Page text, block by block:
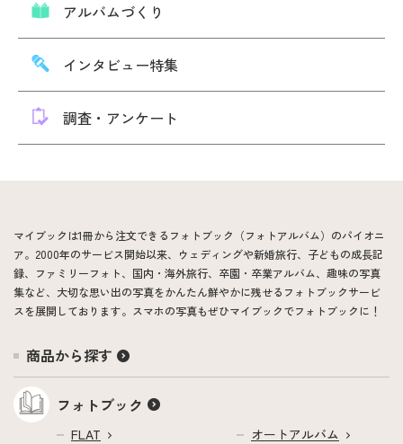
アルバムづくり
インタビュー特集
調査・アンケート
マイブックは1冊から注文できるフォトブック（フォトアルバム）のパイオニ
ア。2000年のサービス開始以来、ウェディングや新婚旅行、子どもの成長記
録、ファミリーフォト、国内・海外旅行、卒園・卒業アルバム、趣味の写真
集など、大切な思い出の写真をかんたん鮮やかに残せるフォトブックサービ
スを展開しております。スマホの写真もぜひマイブックでフォトブックに！
商品から探す
フォトブック
FLAT
オートアルバム